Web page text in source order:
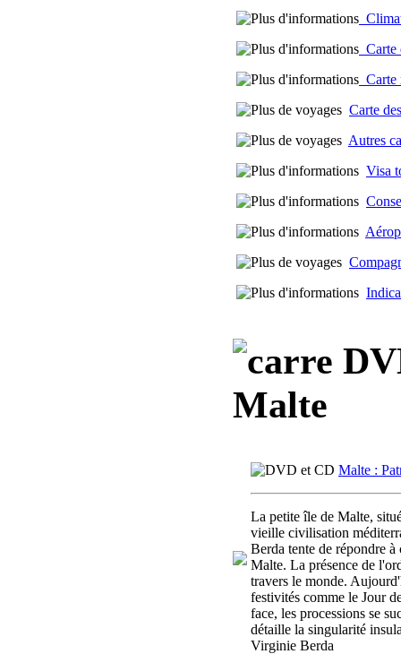
Carte
Carte
Carte
Autres
Visa
Malte
Malte :
La petite île de Malte,
vieille civilisation
Berda tente de répondre
Malte. La présence de
travers le monde.
festivités comme le Jour
face, les processions se
détaille la singularité
Virginie Berda